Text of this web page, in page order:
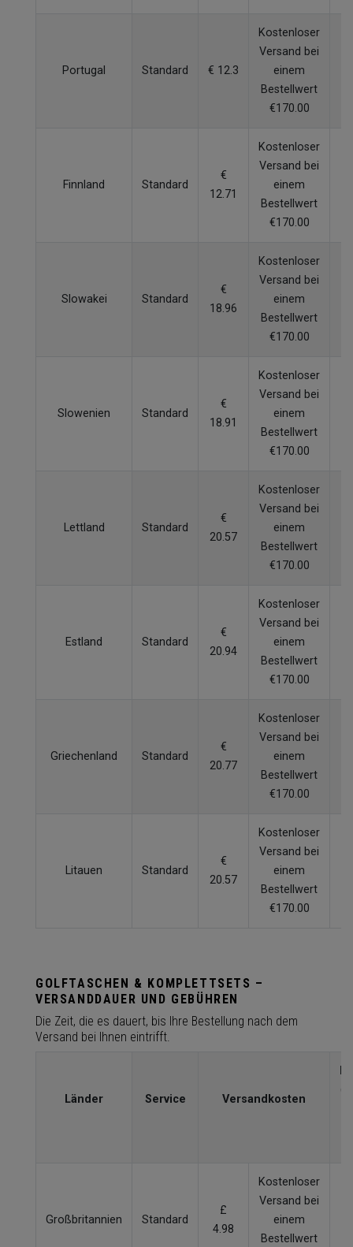
Portugal Standard € 12.3
Kostenloser
Versand bei
einem
Bestellwert
€170.00
Finnland Standard
€
12.71
Kostenloser
Versand bei
einem
Bestellwert
€170.00
Slowakei Standard
€
18.96
Kostenloser
Versand bei
einem
Bestellwert
€170.00
Slowenien Standard
€
18.91
Kostenloser
Versand bei
einem
Bestellwert
€170.00
Lettland Standard
€
20.57
Kostenloser
Versand bei
einem
Bestellwert
€170.00
Estland Standard
€
20.94
Kostenloser
Versand bei
einem
Bestellwert
€170.00
Griechenland Standard
€
20.77
Kostenloser
Versand bei
einem
Bestellwert
€170.00
Litauen Standard
€
20.57
Kostenloser
Versand bei
einem
Bestellwert
€170.00
GOLFTASCHEN & KOMPLETTSETS –
VERSANDDAUER UND GEBÜHREN
Die Zeit, die es dauert, bis Ihre Bestellung nach dem
Versand bei Ihnen eintrifft.
Länder Service Versandkosten
Großbritannien Standard
£
4.98
Kostenloser
Versand bei
einem
Bestellwert